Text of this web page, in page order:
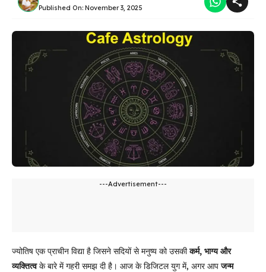
Published On: November 3, 2025
---Advertisement---
ज्योतिष एक प्राचीन विद्या है जिसने सदियों से मनुष्य को उसकीकर्म, भाग्य और
व्यक्तित्वके बारे में गहरी समझ दी है। आज के डिजिटल युग में, अगर आपजन्म